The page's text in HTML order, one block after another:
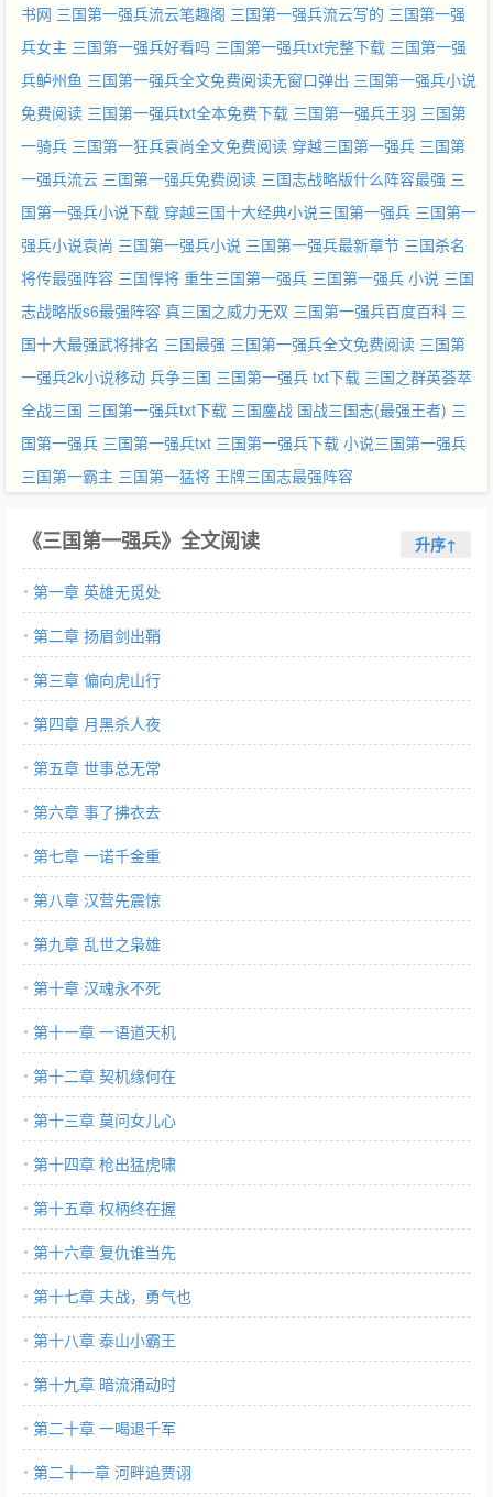
书网 三国第一强兵流云笔趣阁 三国第一强兵流云写的 三国第一强
兵女主 三国第一强兵好看吗 三国第一强兵txt完整下载 三国第一强
兵鲈州鱼 三国第一强兵全文免费阅读无窗口弹出 三国第一强兵小说
免费阅读 三国第一强兵txt全本免费下载 三国第一强兵王羽 三国第
一骑兵 三国第一狂兵袁尚全文免费阅读 穿越三国第一强兵 三国第
一强兵流云 三国第一强兵免费阅读 三国志战略版什么阵容最强 三
国第一强兵小说下载 穿越三国十大经典小说三国第一强兵 三国第一
强兵小说袁尚 三国第一强兵小说 三国第一强兵最新章节 三国杀名
将传最强阵容 三国悍将 重生三国第一强兵 三国第一强兵 小说 三国
志战略版s6最强阵容 真三国之威力无双 三国第一强兵百度百科 三
国十大最强武将排名 三国最强 三国第一强兵全文免费阅读 三国第
一强兵2k小说移动 兵争三国 三国第一强兵 txt下载 三国之群英荟萃
全战三国 三国第一强兵txt下载 三国鏖战 国战三国志(最强王者) 三
国第一强兵 三国第一强兵txt 三国第一强兵下载 小说三国第一强兵
三国第一霸主 三国第一猛将 王牌三国志最强阵容
《三国第一强兵》全文阅读 升序↑
第一章 英雄无觅处
第二章 扬眉剑出鞘
第三章 偏向虎山行
第四章 月黑杀人夜
第五章 世事总无常
第六章 事了拂衣去
第七章 一诺千金重
第八章 汉营先震惊
第九章 乱世之枭雄
第十章 汉魂永不死
第十一章 一语道天机
第十二章 契机缘何在
第十三章 莫问女儿心
第十四章 枪出猛虎啸
第十五章 权柄终在握
第十六章 复仇谁当先
第十七章 夫战，勇气也
第十八章 泰山小霸王
第十九章 暗流涌动时
第二十章 一喝退千军
第二十一章 河畔追贾诩